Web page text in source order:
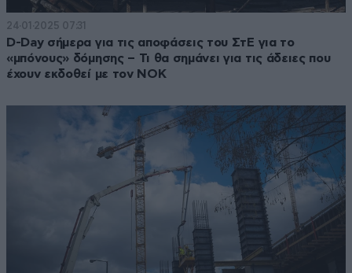
24·01·2025 07:31
D-Day σήμερα για τις αποφάσεις του ΣτΕ για το
«μπόνους» δόμησης – Τι θα σημάνει για τις άδειες που
έχουν εκδοθεί με τον ΝΟΚ